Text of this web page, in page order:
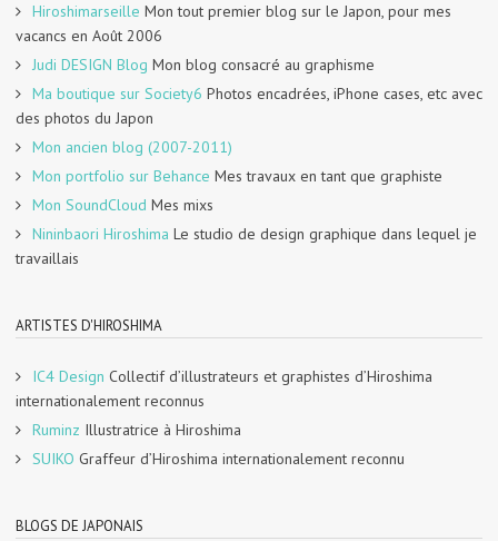
Hiroshimarseille Mon tout premier blog sur le Japon, pour mes
vacancs en Août 2006
Judi DESIGN Blog Mon blog consacré au graphisme
Ma boutique sur Society6 Photos encadrées, iPhone cases, etc avec
des photos du Japon
Mon ancien blog (2007-2011)
Mon portfolio sur Behance Mes travaux en tant que graphiste
Mon SoundCloud Mes mixs
Nininbaori Hiroshima Le studio de design graphique dans lequel je
travaillais
ARTISTES D'HIROSHIMA
IC4 Design Collectif d’illustrateurs et graphistes d’Hiroshima
internationalement reconnus
Ruminz Illustratrice à Hiroshima
SUIKO Graffeur d’Hiroshima internationalement reconnu
BLOGS DE JAPONAIS